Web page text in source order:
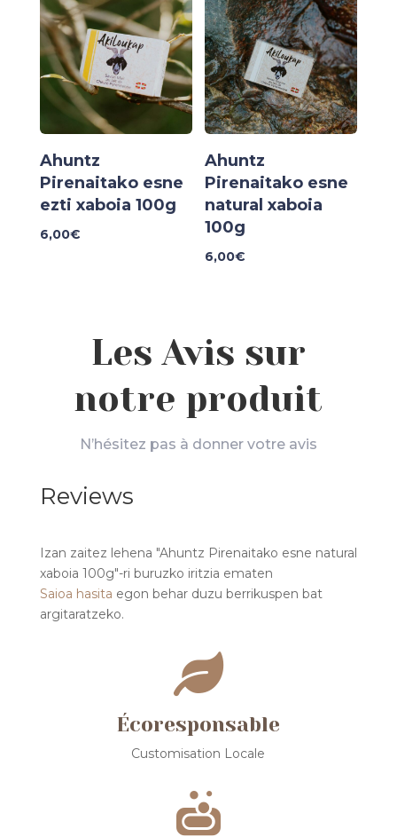
Ahuntz
Pirenaitako esne
ezti xaboia 100g
6,00€
Ahuntz
Pirenaitako esne
natural xaboia
100g
6,00€
Les Avis sur
notre produit
N’hésitez pas à donner votre avis
Reviews
Izan zaitez lehena "Ahuntz Pirenaitako esne natural
xaboia 100g"-ri buruzko iritzia ematen
Saioa hasita egon behar duzu berrikuspen bat
argitaratzeko.

Écoresponsable
Customisation Locale
